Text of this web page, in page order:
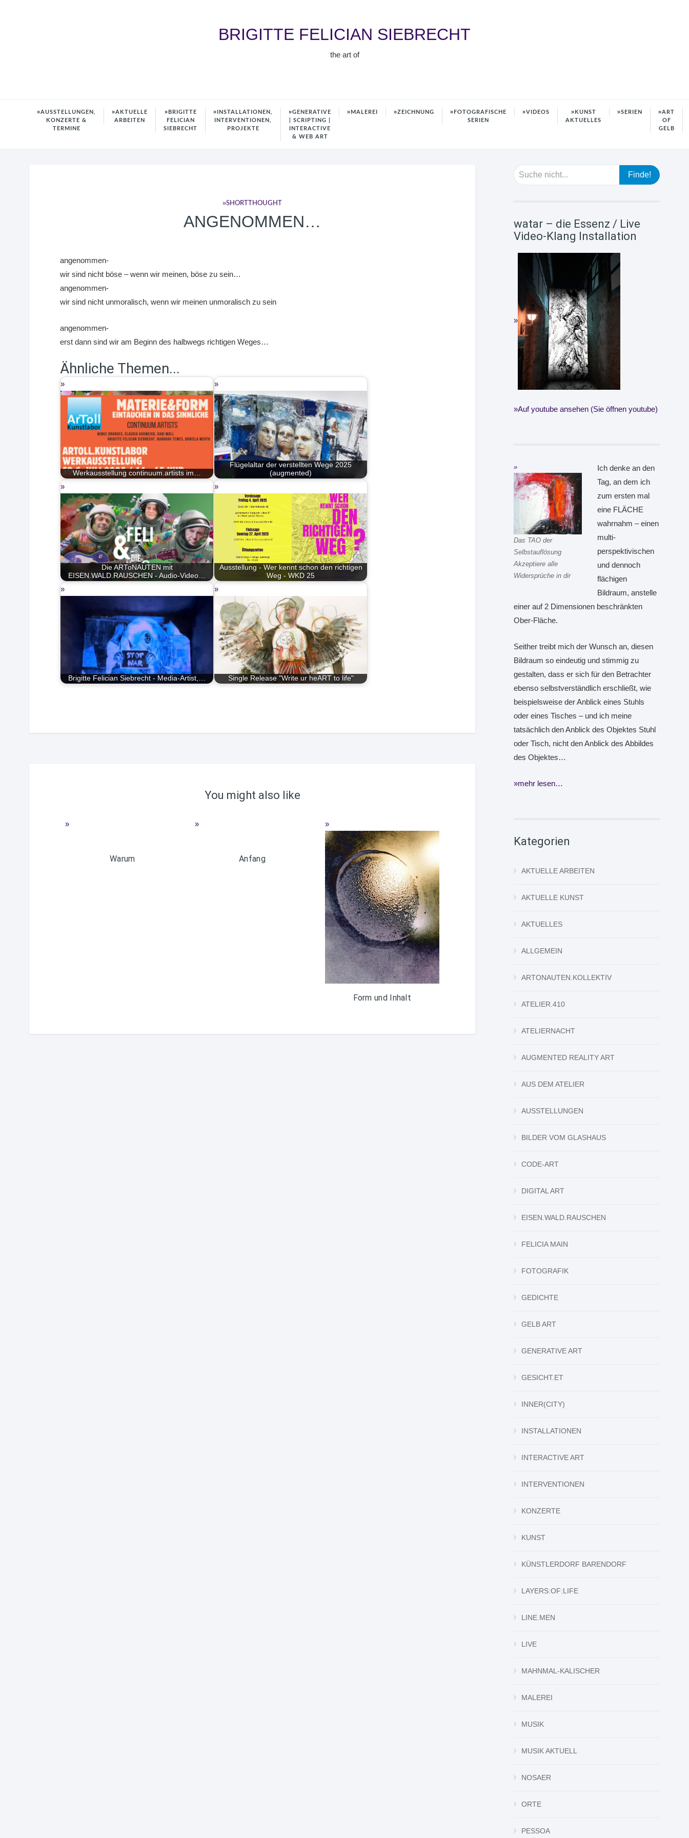
BRIGITTE FELICIAN SIEBRECHT
the art of
AUSSTELLUNGEN,
KONZERTE &
TERMINE
AKTUELLE
ARBEITEN
BRIGITTE
FELICIAN
SIEBRECHT
INSTALLATIONEN,
INTERVENTIONEN,
PROJEKTE
GENERATIVE
| SCRIPTING |
INTERACTIVE
& WEB ART
MALEREI ZEICHNUNG
FOTOGRAFISCHE
SERIEN
VIDEOS
KUNST
AKTUELLES
SERIEN
ART
OF
GELB
SHORTTHOUGHT
ANGENOMMEN…
angenommen-
wir sind nicht böse – wenn wir meinen, böse zu sein…
angenommen-
wir sind nicht unmoralisch, wenn wir meinen unmoralisch zu sein
angenommen-
erst dann sind wir am Beginn des halbwegs richtigen Weges…
Ähnliche Themen...
Werkausstellung continuum.artists im…
Flügelaltar der verstellten Wege 2025
(augmented)
Die ARToNAUTEN mit
EISEN.WALD.RAUSCHEN - Audio-Video…
Ausstellung - Wer kennt schon den richtigen
Weg - WKD 25
Brigitte Felician Siebrecht - Media-Artist,… Single Release "Write ur heART to life"
You might also like
Warum Anfang
Form und Inhalt
watar – die Essenz / Live
Video-Klang Installation
Auf youtube ansehen (Sie öffnen youtube)
Das TAO der
Selbstauflösung
Akzeptiere alle
Widersprüche in dir
Ich denke an den
Tag, an dem ich
zum ersten mal
eine FLÄCHE
wahrnahm – einen
multi-
perspektivischen
und dennoch
flächigen
Bildraum, anstelle
einer auf 2 Dimensionen beschränkten
Ober-Fläche.
Seither treibt mich der Wunsch an, diesen
Bildraum so eindeutig und stimmig zu
gestalten, dass er sich für den Betrachter
ebenso selbstverständlich erschließt, wie
beispielsweise der Anblick eines Stuhls
oder eines Tisches – und ich meine
tatsächlich den Anblick des Objektes Stuhl
oder Tisch, nicht den Anblick des Abbildes
des Objektes…
mehr lesen…
Kategorien
AKTUELLE ARBEITEN
AKTUELLE KUNST
AKTUELLES
ALLGEMEIN
ARTONAUTEN.KOLLEKTIV
ATELIER.410
ATELIERNACHT
AUGMENTED REALITY ART
AUS DEM ATELIER
AUSSTELLUNGEN
BILDER VOM GLASHAUS
CODE-ART
DIGITAL ART
EISEN.WALD.RAUSCHEN
FELICIA MAIN
FOTOGRAFIK
GEDICHTE
GELB ART
GENERATIVE ART
GESICHT.ET
INNER(CITY)
INSTALLATIONEN
INTERACTIVE ART
INTERVENTIONEN
KONZERTE
KUNST
KÜNSTLERDORF BARENDORF
LAYERS:OF:LIFE
LINE.MEN
LIVE
MAHNMAL-KALISCHER
MALEREI
MUSIK
MUSIK AKTUELL
NOSAER
ORTE
PESSOA